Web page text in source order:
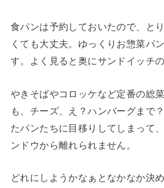
食パンは予約しておいたので、と
くても大丈夫。ゆっくりお惣菜パ
す。よく見ると奥にサンドイッチ
やきそばやコロッケなど定番の総
も、チーズ、え？ハンバーグまで
たパンたちに目移りしてしまって
ンドウから離れられません。
どれにしようかなぁとなかなか決